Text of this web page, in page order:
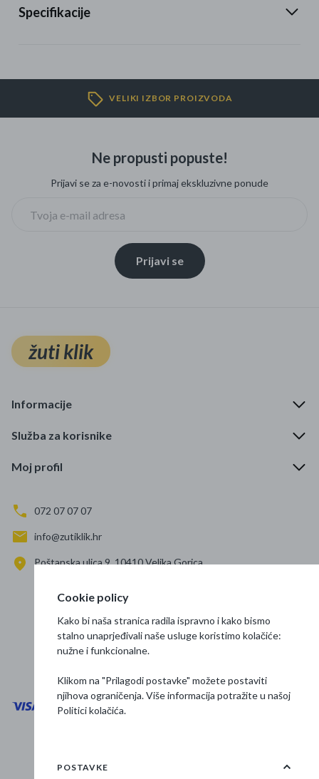
Specifikacije
VELIKI IZBOR PROIZVODA
Ne propusti popuste!
Prijavi se za e-novosti i primaj ekskluzivne ponude
Prijavi se
žuti klik
Informacije
Služba za korisnike
Moj profil
072 07 07 07
info@zutiklik.hr
Poštanska ulica 9, 10410 Velika Gorica
Prati nas
Osnovne informacije
Cookie policy
Kako bi naša stranica radila ispravno i kako bismo
stalno unaprjeđivali naše usluge koristimo kolačiće:
nužne i funkcionalne.
Klikom na "Prilagodi postavke" možete postaviti
njihova ograničenja. Više informacija potražite u našoj
Politici kolačića.
POSTAVKE